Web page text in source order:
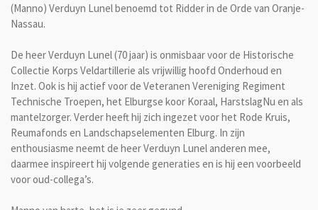
(Manno) Verduyn Lunel benoemd tot Ridder in de Orde van Oranje-
Nassau.
De heer Verduyn Lunel (70 jaar) is onmisbaar voor de Historische
Collectie Korps Veldartillerie als vrijwillig hoofd Onderhoud en
Inzet. Ook is hij actief voor de Veteranen Vereniging Regiment
Technische Troepen, het Elburgse koor Koraal, HarstslagNu en als
mantelzorger. Verder heeft hij zich ingezet voor het Rode Kruis,
Reumafonds en Landschapselementen Elburg. In zijn
enthousiasme neemt de heer Verduyn Lunel anderen mee,
daarmee inspireert hij volgende generaties en is hij een voorbeeld
voor oud-collega’s.